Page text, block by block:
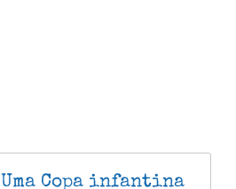
Uma Copa infantina